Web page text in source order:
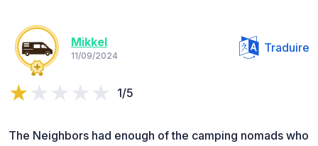
Mikkel
11/09/2024
Traduire
1/5
The Neighbors had enough of the camping nomads who